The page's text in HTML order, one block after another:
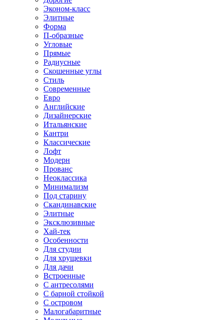
Эконом-класс
Элитные
Форма
П-образные
Угловые
Прямые
Радиусные
Скошенные углы
Стиль
Современные
Евро
Английские
Дизайнерские
Итальянские
Кантри
Классические
Лофт
Модерн
Прованс
Неоклассика
Минимализм
Под старину
Скандинавские
Элитные
Эксклюзивные
Хай-тек
Особенности
Для студии
Для хрущевки
Для дачи
Встроенные
С антресолями
С барной стойкой
С островом
Малогабаритные